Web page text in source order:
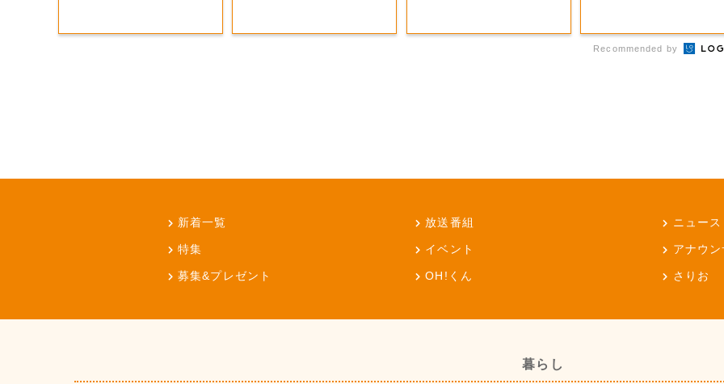
Recommended by
新着一覧 放送番組 ニュース
特集 イベント アナウ
募集&プレゼント OH!くん さりお
暮らし